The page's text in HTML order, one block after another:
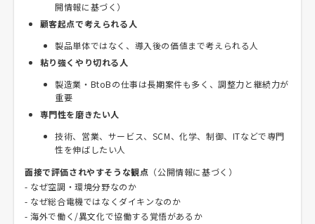
開情報に基づく）
顧客起点で考えられる人
製品単体ではなく、導入後の価値まで考えられる人
粘り強くやり切れる人
製造業・BtoBの仕事は長期案件も多く、調整力と継続力が
重要
専門性を磨きたい人
技術、営業、サービス、SCM、化学、制御、ITなどで専門
性を伸ばしたい人
面接で評価されやすそうな観点 （公開情報に基づく）
- なぜ空調・環境分野なのか
- なぜ総合電機ではなくダイキンなのか
- 海外で働く/異文化で協働する覚悟があるか